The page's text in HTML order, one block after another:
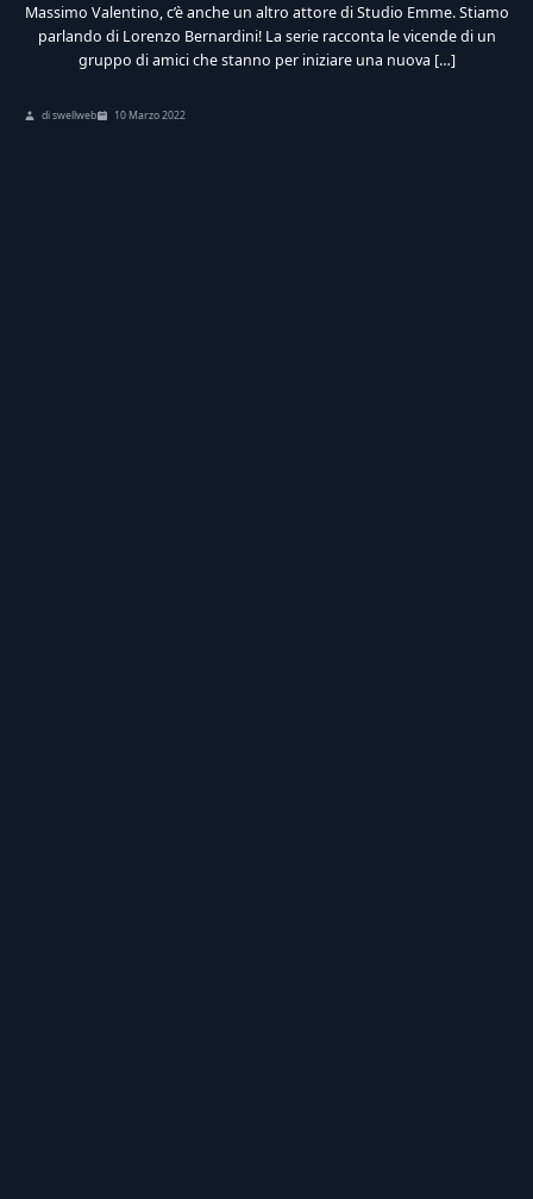
Massimo Valentino, c’è anche un altro attore di Studio Emme. Stiamo
parlando di Lorenzo Bernardini! La serie racconta le vicende di un
gruppo di amici che stanno per iniziare una nuova […]
di swellweb 10 Marzo 2022